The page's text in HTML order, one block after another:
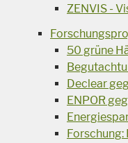
ZENVIS -
50 grüne
Declear
ENPOR
Forschung: